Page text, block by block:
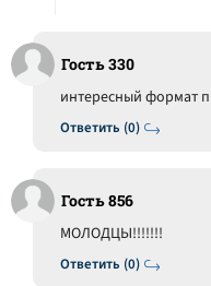
Гость 330
Ответить (0)
интересный формат
Гость 856
Ответить (0)
МОЛОДЦЫ!!!!!!!